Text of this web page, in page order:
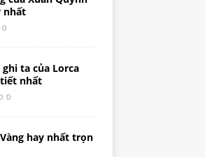
nhất
0
ta của Lorca
nhất
0
hay nhất trọn